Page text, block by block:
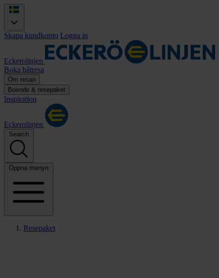
Skapa kundkonto Logga in
Eckerolinjen
Boka båtresa
Om resan
Boende & resepaket
Inspiration
Eckerolinjen
Search
Öppna menyn
Resepaket